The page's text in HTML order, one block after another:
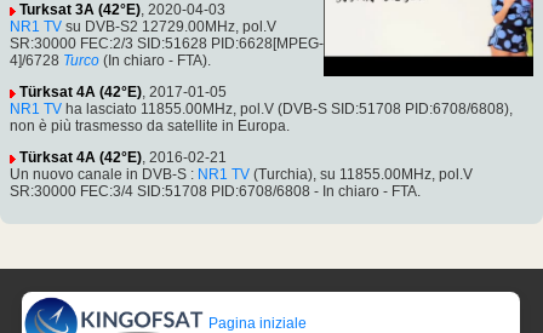
Turksat 3A (42°E), 2020-04-03
NR1 TV su DVB-S2 12729.00MHz, pol.V
SR:30000 FEC:2/3 SID:51628 PID:6628[MPEG-
4]/6728 Turco (In chiaro - FTA).
Türksat 4A (42°E), 2017-01-05
NR1 TV ha lasciato 11855.00MHz, pol.V (DVB-S SID:51708 PID:6708/6808),
non è più trasmesso da satellite in Europa.
Türksat 4A (42°E), 2016-02-21
Un nuovo canale in DVB-S : NR1 TV (Turchia), su 11855.00MHz, pol.V
SR:30000 FEC:3/4 SID:51708 PID:6708/6808 - In chiaro - FTA.
Pagina iniziale